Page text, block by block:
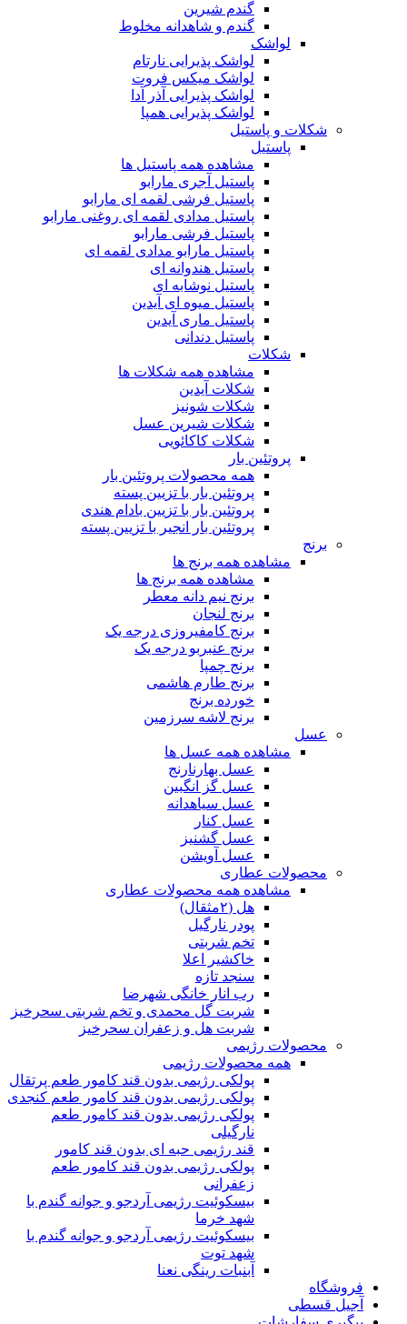
گندم شیرین
گندم و شاهدانه مخلوط
لواشک
لواشک پذیرایی نارتام
لواشک میکس فروت
لواشک پذیرایی آذر آدا
لواشک پذیرایی همپا
شکلات و پاستیل
پاستیل
مشاهده همه پاستیل ها
پاستیل آجری مارابو
پاستیل فرشی لقمه ای مارابو
پاستیل مدادی لقمه ای روغنی مارابو
پاستیل فرشی مارابو
پاستیل مارابو مدادی لقمه ای
پاستیل هندوانه ای
پاستیل نوشابه ای
پاستیل میوه ای آیدین
پاستیل ماری آیدین
پاستیل دندانی
شکلات
مشاهده همه شکلات ها
شکلات آیدین
شکلات شونیز
شکلات شیرین عسل
شکلات کاکائویی
پروتئین بار
همه محصولات پروتئین بار
پروتئین بار با تزیین پسته
پروتئین بار با تزیین بادام هندی
پروتئین بار انجیر با تزیین پسته
برنج
مشاهده همه برنج ها
مشاهده همه برنج ها
برنج نیم دانه معطر
برنج لنجان
برنج کامفیروزی درجه یک
برنج عنبربو درجه یک
برنج چمپا
برنج طارم هاشمی
خورده برنج
برنج لاشه سرزمین
عسل
مشاهده همه عسل ها
عسل بهارنارنج
عسل گز انگبین
عسل سیاهدانه
عسل کنار
عسل گشنیز
عسل آویشن
محصولات عطاری
مشاهده همه محصولات عطاری
هل (۲مثقال)
پودر نارگیل
تخم شربتی
خاکشیر اعلا
سنجد تازه
رب انار خانگی شهرضا
شربت گل محمدی و تخم شربتی سحرخیز
شربت هل و زعفران سحرخیز
محصولات رژیمی
همه محصولات رژیمی
پولکی رژیمی بدون قند کامور طعم پرتقال
پولکی رژیمی بدون قند کامور طعم کنجدی
پولکی رژیمی بدون قند کامور طعم
نارگیلی
قند رژیمی حبه ای بدون قند کامور
پولکی رژیمی بدون قند کامور طعم
زعفرانی
بيسکوئيت رژیمی آردجو و جوانه گندم با
شهد خرما
بيسکوئيت رژیمی آردجو و جوانه گندم با
شهد توت
آبنبات رینگی نعنا
فروشگاه
آجیل قسطی